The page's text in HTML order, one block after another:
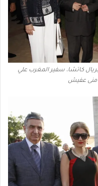
كاتشا، سفير المغرب علي
منى عفيش